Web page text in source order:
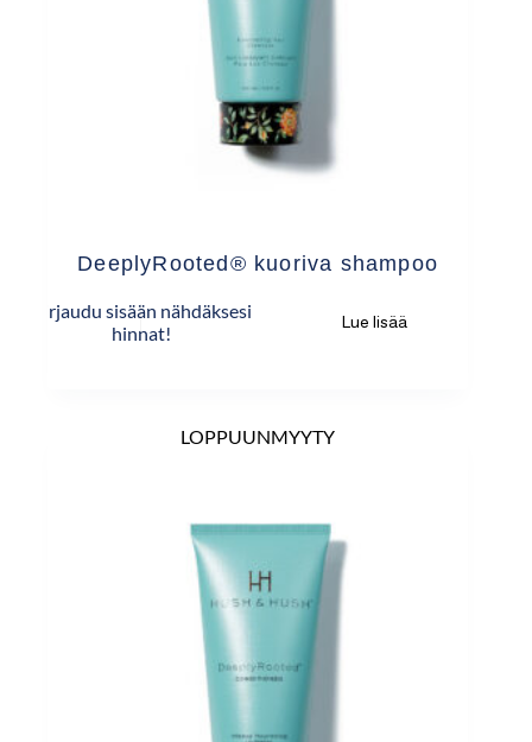
DeeplyRooted® kuoriva shampoo
Kirjaudu sisään nähdäksesi
hinnat!
Lue lisää
LOPPUUNMYYTY